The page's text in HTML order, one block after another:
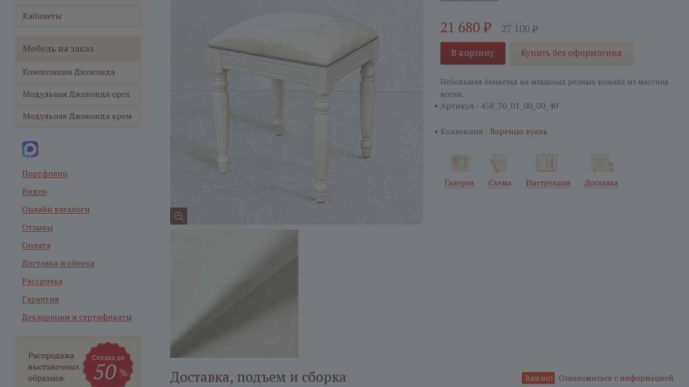
21 680₽ 27 100₽
В корзину Купить без оформления
Небольшая банкетка на изящных резных ножках из массива
ясеня.
Артикул - 458_70_01_00_00_40
Коллекция -Лоренцо вуаль
Галерея Схема Инструкция Доставка
Доставка, подъем и сборка Важно! Ознакомиться с информацией
Кабинеты
Мебель на заказ
Композиции Джоконда
Модульная Джоконда орех
Модульная Джоконда крем
Портфолио
Видео
Онлайн каталоги
Отзывы
Оплата
Доставка и сборка
Рассрочка
Гарантия
Декларации и сертификаты